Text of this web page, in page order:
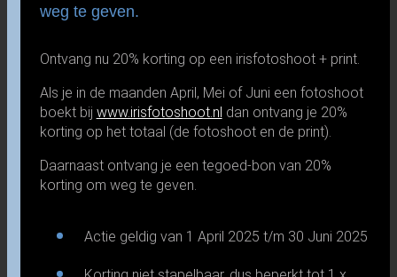
weg te geven.
Ontvang nu 20% korting op een irisfotoshoot + print.
Als je in de maanden April, Mei of Juni een fotoshoot
boekt bij www.irisfotoshoot.nl dan ontvang je 20%
korting op het totaal (de fotoshoot en de print).
Daarnaast ontvang je een tegoed-bon van 20%
korting om weg te geven.
Actie geldig van 1 April 2025 t/m 30 Juni 2025